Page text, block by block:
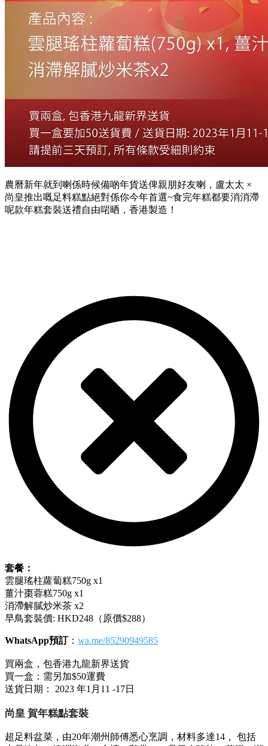
農曆新年就到喇係時候備啲年貨送俾親朋好友喇，盧太太 ×
尚皇推出嘅足料糕點絕對係你今年首選~食完年糕都要消消滯
呢款年糕套裝送禮自由啱晒，香港製造！
套餐：
雲腿瑤柱蘿蔔糕750g x1
薑汁棗蓉糕750g x1
消滯解膩炒米茶 x2
早鳥套裝價: HKD248（原價$288）
WhatsApp預訂： wa.me/85290949585
買兩盒，包香港九龍新界送貨
買一盒：需另加$50運費
送貨日期： 2023 年1月11 -17日
尚皇 賀年糕點套裝
超足料盆菜，由20年潮州師傅悉心烹調，材料多達14， 包括